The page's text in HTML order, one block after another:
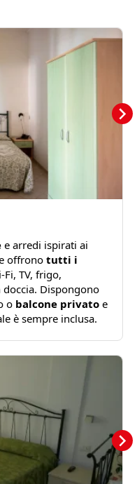
e arredi ispirati ai
offrono tutti i
TV, frigo,
Dispongono
o balcone privato e
è sempre inclusa.